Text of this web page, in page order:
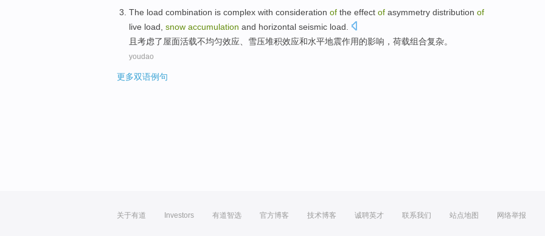
The load combination is complex with consideration of the effect of asymmetry distribution of
live load, snow accumulation and horizontal seismic load
且 考虑了屋面活载不均匀效应 雪压堆积效应和水平地震作用的影响， 荷载组合复杂。
youdao
更多双语例句
关于有道 Investors 有道智选 官方博客 技术博客 诚聘英才 联系我们 站点地图 网络举报